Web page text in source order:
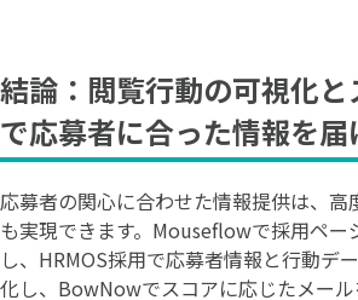
結論：閲覧行動の可視化
で応募者に合った情報を届
応募者の関心に合わせた情報提供は、高
も実現できます。Mouseflowで採用ペー
し、HRMOS採用で応募者情報と行動デ
化し、BowNowでスコアに応じたメー